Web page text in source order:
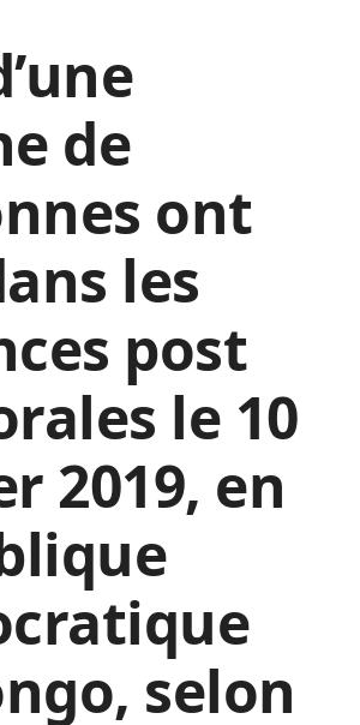
de
ont
les
post
le 10
2019, en
selon